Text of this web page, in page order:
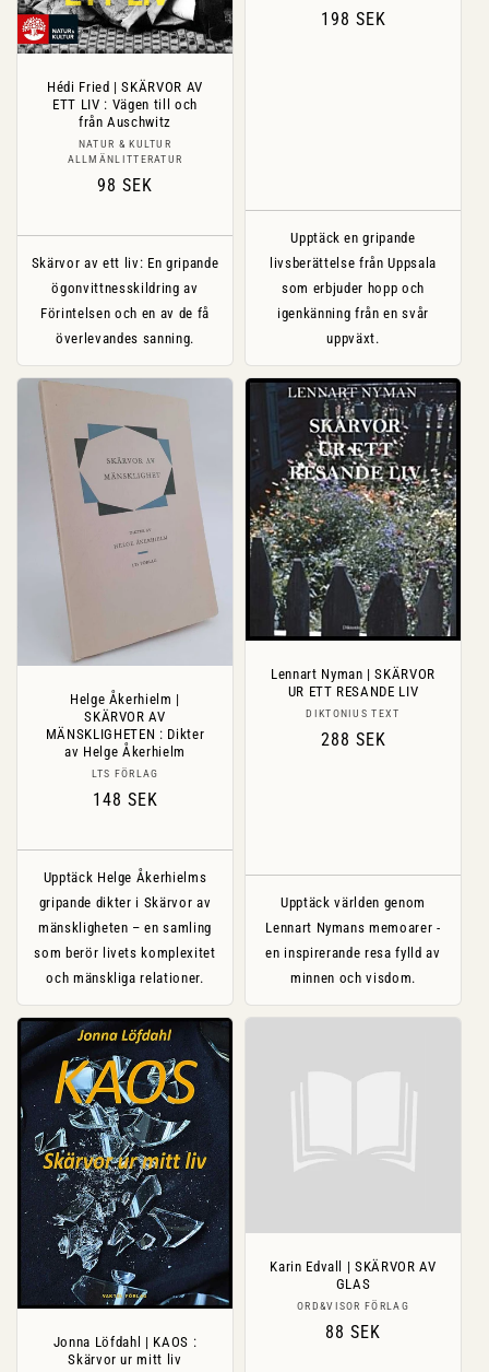
Hédi Fried | SKÄRVOR AV
ETT LIV : Vägen till och
från Auschwitz
Säljare:
NATUR & KULTUR
ALLMÄNLITTERATUR
Ordinarie
98 SEK
Skärvor av ett liv: En gripande
ögonvittnesskildring av
Förintelsen och en av de få
överlevandes sanning.
Ordinarie
198 SEK
Upptäck en gripande
livsberättelse från Uppsala
som erbjuder hopp och
igenkänning från en svår
uppväxt.
Helge Åkerhielm |
SKÄRVOR AV
MÄNSKLIGHETEN : Dikter
av Helge Åkerhielm
Säljare:
LTS FÖRLAG
Ordinarie
148 SEK
Upptäck Helge Åkerhielms
gripande dikter i Skärvor av
mänskligheten – en samling
som berör livets komplexitet
och mänskliga relationer.
Lennart Nyman | SKÄRVOR
UR ETT RESANDE LIV
Säljare:
DIKTONIUS TEXT
Ordinarie
288 SEK
Upptäck världen genom
Lennart Nymans memoarer -
en inspirerande resa fylld av
minnen och visdom.
Jonna Löfdahl | KAOS :
Skärvor ur mitt liv
Karin Edvall | SKÄRVOR AV
GLAS
Säljare:
ORD&VISOR FÖRLAG
Ordinarie
88 SEK